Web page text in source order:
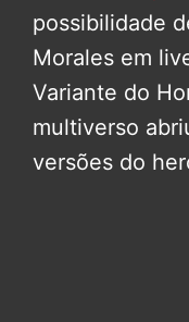
possibilidade
Morales em
Variante do
multiverso
versões do